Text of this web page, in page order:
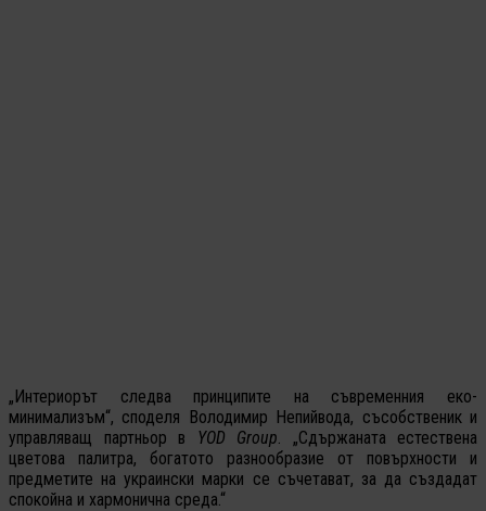
„Интериорът следва принципите на съвременния еко-
минимализъм“, споделя Володимир Непийвода, съсобственик и
управляващ партньор в YOD Group. „Сдържаната естествена
цветова палитра, богатото разнообразие от повърхности и
предметите на украински марки се съчетават, за да създадат
спокойна и хармонична среда.“